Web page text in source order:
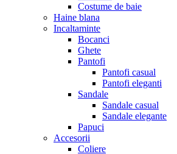
Costume de baie
Haine blana
Incaltaminte
Bocanci
Ghete
Pantofi
Pantofi casual
Pantofi eleganti
Sandale
Sandale casual
Sandale elegante
Papuci
Accesorii
Coliere